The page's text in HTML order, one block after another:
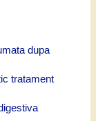
dupa
tratament